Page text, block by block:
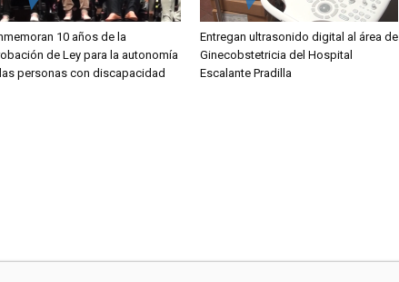
10 años de la
de Ley para la autonomía
personas con discapacidad
Entregan ultrasonido digital al área de
Ginecobstetricia del Hospital
Escalante Pradilla